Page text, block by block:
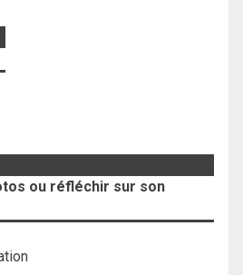
ou réfléchir sur son